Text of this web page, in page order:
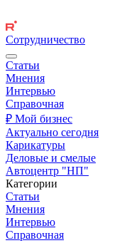
Сотрудничество
Статьи
Мнения
Интервью
Справочная
₽ Мой бизнес
Актуально сегодня
Карикатуры
Деловые и смелые
Автоцентр "НП"
Категории
Статьи
Мнения
Интервью
Справочная